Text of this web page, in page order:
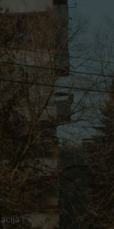
8
13 14
20 21 22 23
27 28
29
jun »
title">ПРОНАЂИТЕ